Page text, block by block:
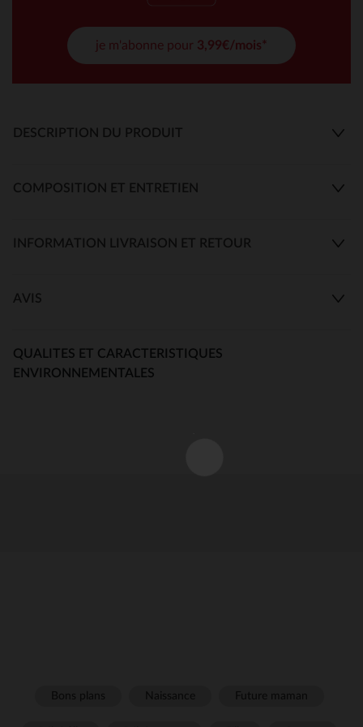
je m'abonne pour 3,99€/mois*
DESCRIPTION DU PRODUIT
COMPOSITION ET ENTRETIEN
INFORMATION LIVRAISON ET RETOUR
AVIS
QUALITES ET CARACTERISTIQUES
ENVIRONNEMENTALES